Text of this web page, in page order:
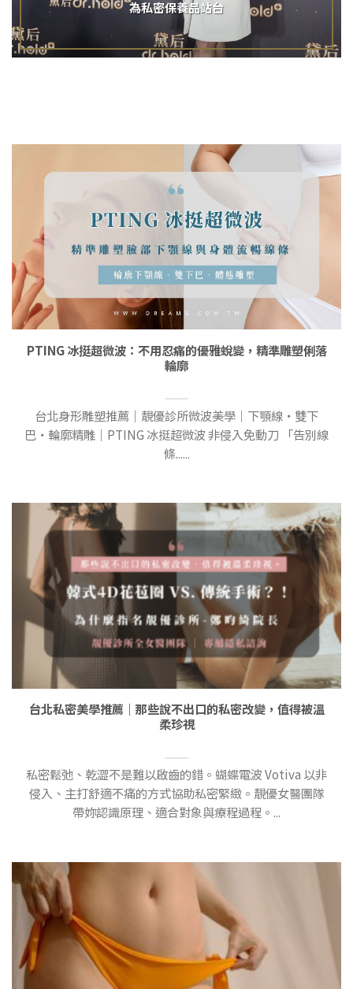
為私密保養品站台
PTING 冰挺超微波：不用忍痛的優雅蛻變，精準雕塑俐落
輪廓
台北身形雕塑推薦｜靚優診所微波美學｜下顎線・雙下
巴・輪廓精雕｜PTING 冰挺超微波 非侵入免動刀 「告別線
條......
台北私密美學推薦｜那些說不出口的私密改變，值得被溫
柔珍視
私密鬆弛、乾澀不是難以啟齒的錯。蝴蝶電波 Votiva 以非
侵入、主打舒適不痛的方式協助私密緊緻。靚優女醫團隊
帶妳認識原理、適合對象與療程過程。...